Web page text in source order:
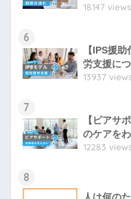
18147 views
6
【IPS援
労支援に
13937
7
【ピアサ
のケアを
12283
8
人は何の